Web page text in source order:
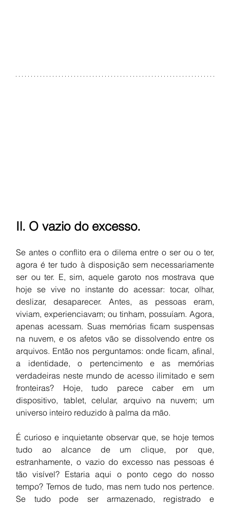
Il. O vazio do excesso.
Se antes o conflito era o dilema entre o ser ou o ter,
agora é ter tudo à disposição sem necessariamente
ser ou ter. E, sim, aquele garoto nos mostrava que
hoje se vive no instante do acessar: tocar, olhar,
deslizar, desaparecer. Antes, as pessoas eram,
viviam, experienciavam; ou tinham, possuíam. Agora,
apenas acessam. Suas memórias ficam suspensas
na nuvem, e os afetos vão se dissolvendo entre os
arquivos. Então nos perguntamos: onde ficam, afinal,
a identidade, o pertencimento e as memórias
verdadeiras neste mundo de acesso ilimitado e sem
fronteiras? Hoje, tudo parece caber em um
dispositivo, tablet, celular, arquivo na nuvem; um
universo inteiro reduzido à palma da mão.
É curioso e inquietante observar que, se hoje temos
tudo ao alcance de um clique, por que,
estranhamente, o vazio do excesso nas pessoas é
tão visível? Estaria aqui o ponto cego do nosso
tempo? Temos de tudo, mas nem tudo nos pertence.
Se tudo pode ser armazenado, registrado e